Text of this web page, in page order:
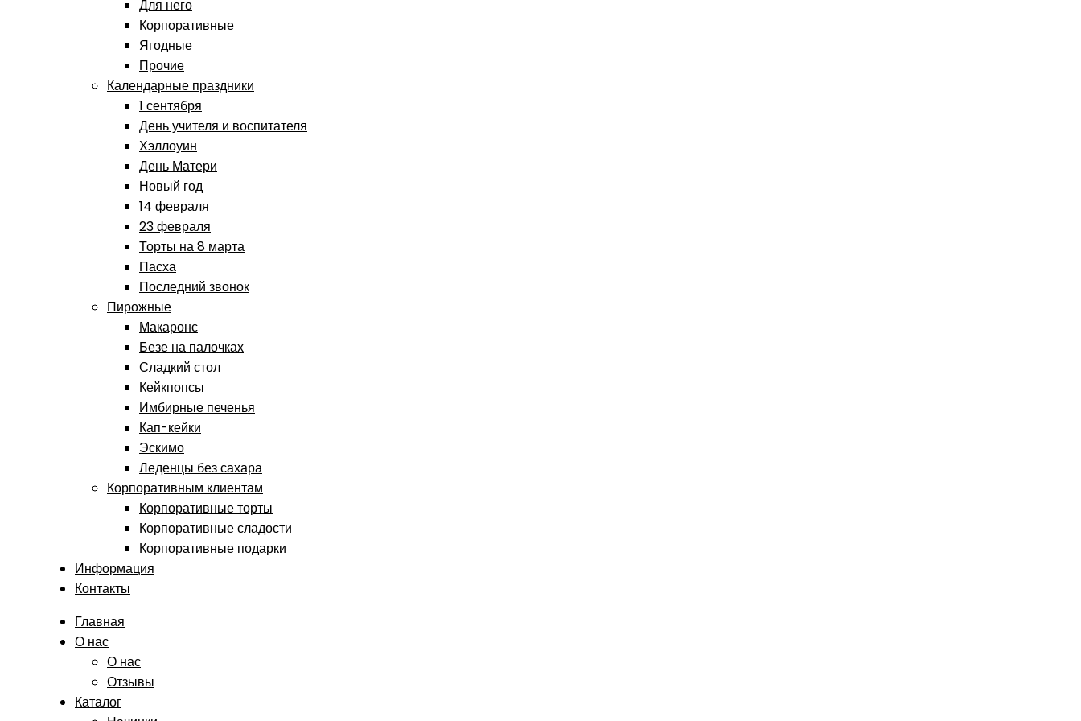
Для него
Корпоративные
Ягодные
Прочие
Календарные праздники
1 сентября
День учителя и воспитателя
Хэллоуин
День Матери
Новый год
14 февраля
23 февраля
Торты на 8 марта
Пасха
Последний звонок
Пирожные
Макаронс
Безе на палочках
Сладкий стол
Кейкпопсы
Имбирные печенья
Кап-кейки
Эскимо
Леденцы без сахара
Корпоративным клиентам
Корпоративные торты
Корпоративные сладости
Корпоративные подарки
Информация
Контакты
Главная
О нас
О нас
Отзывы
Каталог